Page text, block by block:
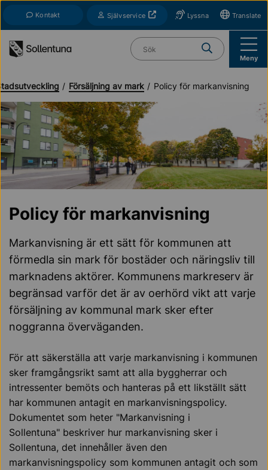
Kontakt SjälvserviceÖppnas i nytt fönsterLyssna Translate
Vad söker du?
Meny
Försäljning av mark Policy för markanvisning
Policy för markanvisning
Markanvisning är ett sätt för kommunen att
förmedla sin mark för bostäder och näringsliv till
marknadens aktörer. Kommunens markreserv är
begränsad varför det är av oerhörd vikt att varje
försäljning av kommunal mark sker efter
noggranna överväganden.
För att säkerställa att varje markanvisning i kommunen
sker framgångsrikt samt att alla byggherrar och
intressenter bemöts och hanteras på ett likställt sätt
har kommunen antagit en markanvisningspolicy.
Dokumentet som heter "Markanvisning i
Sollentuna" beskriver hur markanvisning sker i
Sollentuna, det innehåller även den
markanvisningspolicy som kommunen antagit och som